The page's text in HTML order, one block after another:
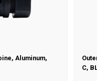
Aluminum,
C,